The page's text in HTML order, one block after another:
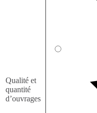
Qualité et
quantité
d’ouvrages